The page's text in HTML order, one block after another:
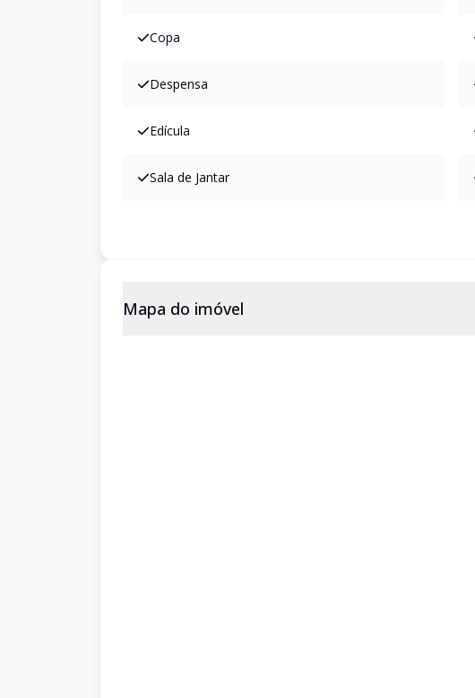
Copa
Despensa
Edícula
Sala de Jantar
Mapa do imóvel